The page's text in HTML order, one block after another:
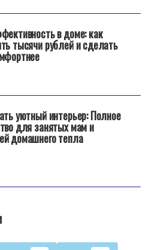
в доме: как
тысячи рублей и сделать
уютный интерьер: Полное
для занятых мам и
домашнего тепла